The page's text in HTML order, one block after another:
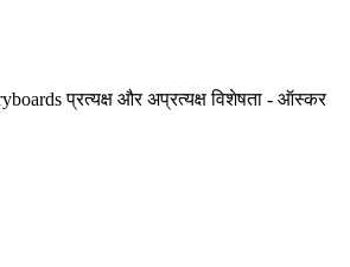
प्रत्यक्ष और अप्रत्यक्ष विशेषता - ऑस्कर